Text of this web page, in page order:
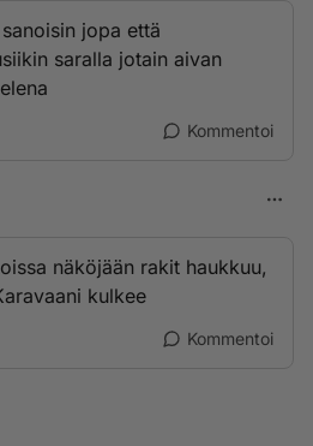
jopa että
saralla jotain aivan
Kommentoi
näköjään rakit haukkuu,
kulkee
Kommentoi